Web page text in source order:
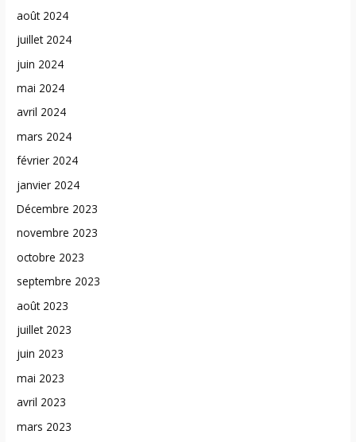
août 2024
juillet 2024
juin 2024
mai 2024
avril 2024
mars 2024
février 2024
janvier 2024
Décembre 2023
novembre 2023
octobre 2023
septembre 2023
août 2023
juillet 2023
juin 2023
mai 2023
avril 2023
mars 2023